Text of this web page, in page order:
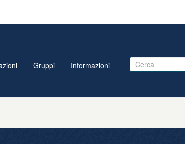
Gruppi Informazioni